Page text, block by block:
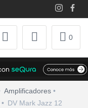
0
Amplificadores
DV Mark Jazz 12